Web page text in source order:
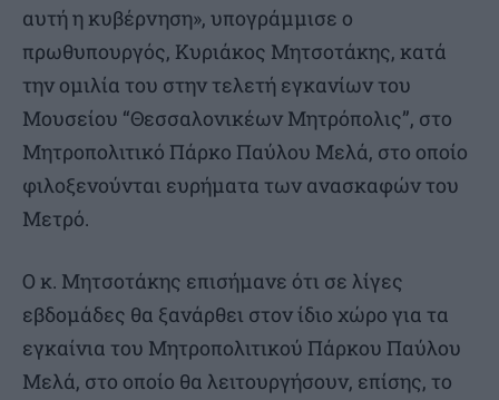
αυτή η κυβέρνηση», υπογράμμισε ο
πρωθυπουργός, Κυριάκος Μητσοτάκης, κατά
την ομιλία του στην τελετή εγκανίων του
Μουσείου “Θεσσαλονικέων Μητρόπολις”, στο
Μητροπολιτικό Πάρκο Παύλου Μελά, στο οποίο
φιλοξενούνται ευρήματα των ανασκαφών του
Μετρό.
Ο κ. Μητσοτάκης επισήμανε ότι σε λίγες
εβδομάδες θα ξανάρθει στον ίδιο χώρο για τα
εγκαίνια του Μητροπολιτικού Πάρκου Παύλου
Μελά, στο οποίο θα λειτουργήσουν, επίσης, το